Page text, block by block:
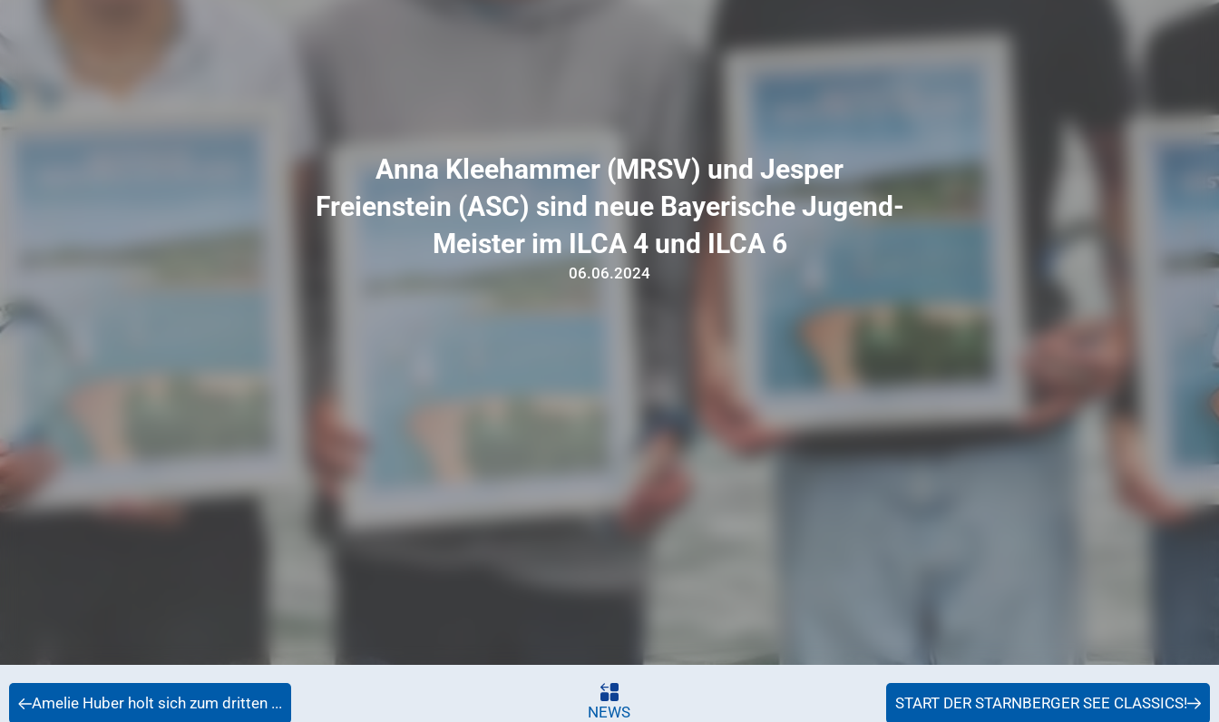
Anna Kleehammer (MRSV) und Jesper
Freienstein (ASC) sind neue Bayerische Jugend-
Meister im ILCA 4 und ILCA 6
06.06.2024
Amelie Huber holt sich zum dritten ... NEWS START DER STARNBERGER SEE CLASSICS!